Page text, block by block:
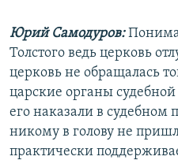
Юрий Самодуров:
Толстого ведь церковь
церковь не обращалась
царские органы судебной
его наказали в судебном
никому в голову не
практически